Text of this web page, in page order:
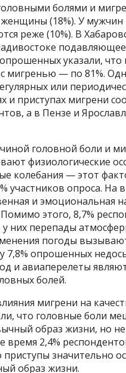
болями и
женщины (18%). У мужчин
реже (10%). В
подавляющее
указали, что
мигренью — по 81%.
или
и приступах мигрени
а в Пензе и
головной боли и
физиологические
колебания — этот
участников опроса. На
и эмоциональная
Помимо этого, 8,7%
них перепады
погоды
7,8% опрошенных
и авиаперелеты
болей.
мигрени на
что головные боли
образ жизни, но
время 2,4%
значительно
образ жизни.